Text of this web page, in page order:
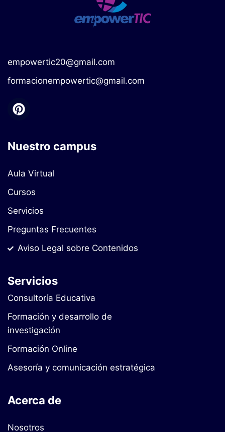
empowertic20@gmail.com
formacionempowertic@gmail.com
Nuestro campus
Aula Virtual
Cursos
Servicios
Preguntas Frecuentes
Aviso Legal sobre Contenidos
Servicios
Consultoría Educativa
Formación y desarrollo de
investigación
Formación Online
Asesoría y comunicación estratégica
Acerca de
Nosotros